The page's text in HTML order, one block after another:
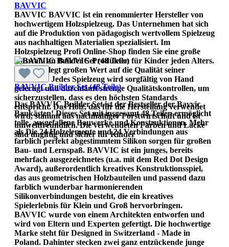
BAVVIC
BAVVIC BAVVIC ist ein renommierter Hersteller von
hochwertigem Holzspielzeug. Das Unternehmen hat sich
auf die Produktion von pädagogisch wertvollem Spielzeug
aus nachhaltigen Materialien spezialisiert. Im
Holzspielzeug Profi Online-Shop finden Sie eine große
Auswahl an BAVVIC Produkten für Kinder jeden Alters.
BAVVIC legt großen Wert auf die Qualität seiner
Produkte. Jedes Spielzeug wird sorgfältig von Hand
gefertigt und durchläuft strenge Qualitätskontrollen, um
sicherzustellen, dass es den höchsten Standards
entspricht. Das Holz, das für die Herstellung verwendet
wird, stammt aus nachhaltiger Forstwirtschaft und ist
umweltfreundlich. Die verwendeten Farben und Lacke
sind ungiftig und sicher für Kinder
BAVVIC Builder Set (48 Teile)
Das BAVVIC Builder Set ist der Bestseller der Bavvic
Baukästen! Dieses Set mit insgesamt 48 Teilen ermöglicht
tolle, ausgefallene Bauwerke und Konstruktionen. Mehr
als Die 24 Holzelemente und 24 Verbindungen aus
farblich perfekt abgestimmtem Silikon sorgen für großen
Bau- und Lernspaß. BAVVIC ist ein junges, bereits
mehrfach ausgezeichnetes (u.a. mit dem Red Dot Design
Award), außerordentlich kreatives Konstruktionsspiel,
das aus geometrischen Holzbauteilen und passend dazu
farblich wunderbar harmonierenden
Silikonverbindungen besteht, die ein kreatives
Spielerlebnis für Klein und Groß hervorbringen.
BAVVIC wurde von einem Architekten entworfen und
wird von Eltern und Experten gefertigt. Die hochwertige
Marke steht für Designed in Switzerland - Made in
Poland. Dahinter stecken zwei ganz entzückende junge